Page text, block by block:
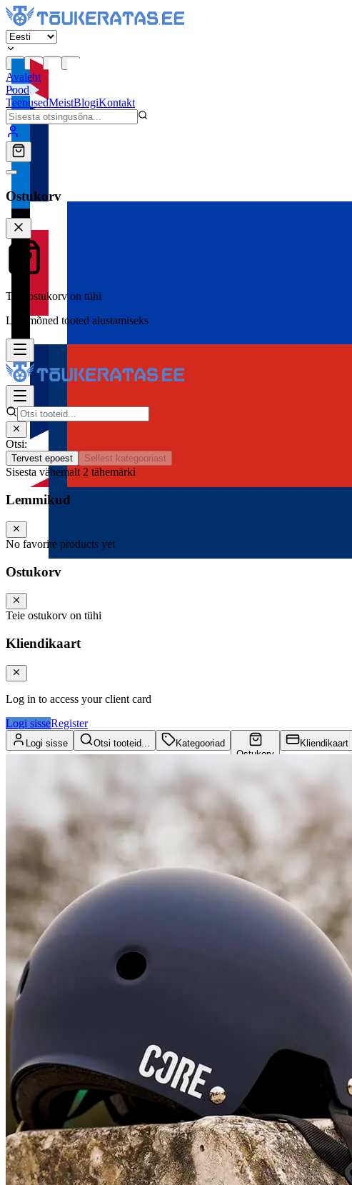
Avaleht
Pood
TeenusedMeistBlogiKontakt
Ostukorv
Teie ostukorv on tühi
Lisa mõned tooted alustamiseks
Otsi:
Tervest epoest Sellest kategooriast
Sisesta vähemalt 2 tähemärki
Lemmikud
No favorite products yet
Ostukorv
Teie ostukorv on tühi
Kliendikaart
Log in to access your client card
Logi sisseRegister
Logi sisse Otsi tooteid...
Kategooriad
Ostukorv
Kliendikaart